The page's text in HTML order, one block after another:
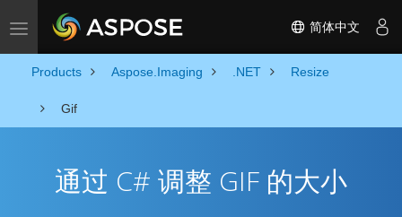
Toggle navigation 简体中文
Products Aspose.Imaging .NET Resize
Gif
通过 C# 调整 GIF 的大小